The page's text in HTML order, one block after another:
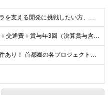
【社会インフラを支える開発に挑戦したい方、大歓迎！】 ●詳細設計の実務経験またはプログラミングの実務経験が1年以上 ●開発言語（Java、Python、C、C++、.NET系など）いずれかの実務経験
月給30万円～＋交通費＋賞与年3回（決算賞与含む） ※経験・スキル・前職給与を最大限考慮し、面談のうえ決定します。 ※残業代は別途全額支給いたします。 ※試用期間3ヶ月あり（期間中の給与・待遇に差異は
◆リモート案件あり！ 首都圏の各プロジェクト先での勤務となります。 【本社】東京都台東区台東1-38-9 イトーピア清洲橋通ビル8F ＼希望者は大阪支社勤務も可能です／ ※(変更の範囲)上記を除く当